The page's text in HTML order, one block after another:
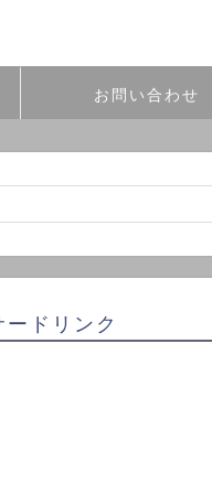
お問い合わせ
ードリンク